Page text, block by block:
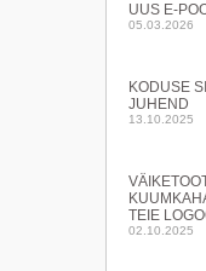
UUS E-
05.03.2026
KODUSE
JUHEND
13.10.2025
TEIE
02.10.2025